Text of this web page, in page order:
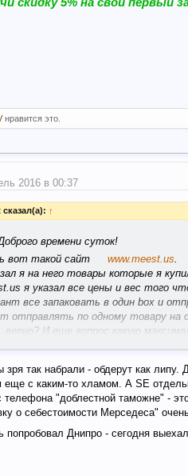
нравится это.
2016 в 00:37
сказал(а): ↑
времени суток!
вот такой сайт
www.meest.us.
я на него товары которые я
я указал все цены и вес того
все запаковать в один box и
отправлять по одному товару на
верно? И еще вопрос какую
в украинской
спасибо!
- kv1nt_krm
зря так набрали - обдерут как
еще с каким-то хламом. А SE
телефона "доблестной таможне" -
о себестоимости Мерседеса"
попробовал Днипро - сегодня